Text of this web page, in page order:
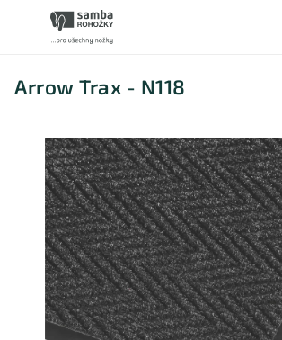
Arrow Trax - N118